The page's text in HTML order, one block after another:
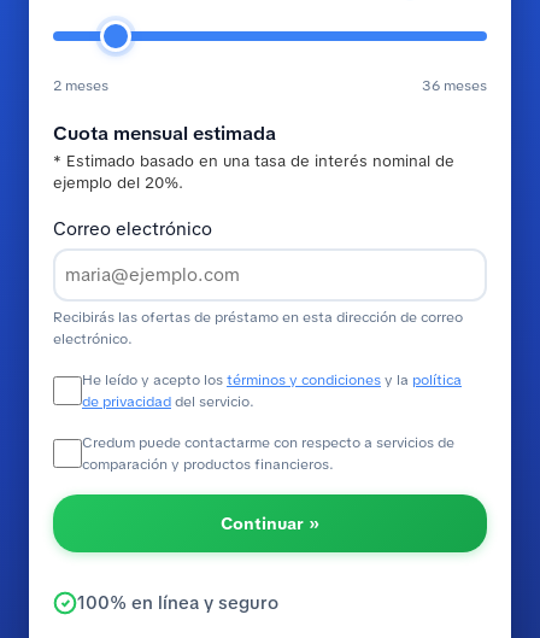
2 meses 36 meses
Cuota mensual estimada
* Estimado basado en una tasa de interés nominal de
ejemplo del 20%.
Correo electrónico
Recibirás las ofertas de préstamo en esta dirección de correo
electrónico.
He leído y acepto lostérminos y condicionesy la política
de privacidaddel servicio.
Credum puede contactarme con respecto a servicios de
comparación y productos financieros.
Continuar »
100% en línea y seguro